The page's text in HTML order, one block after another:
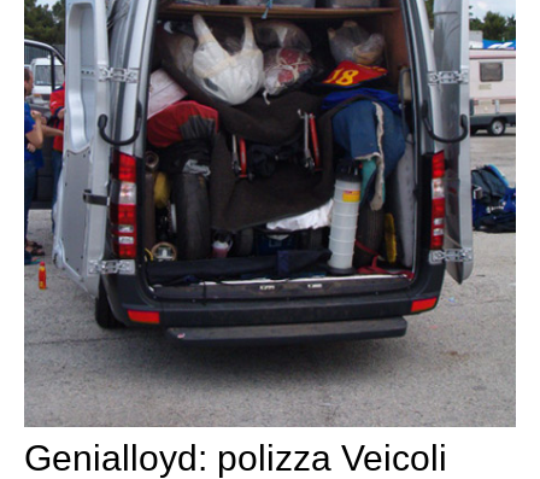
Genialloyd: polizza Veicoli